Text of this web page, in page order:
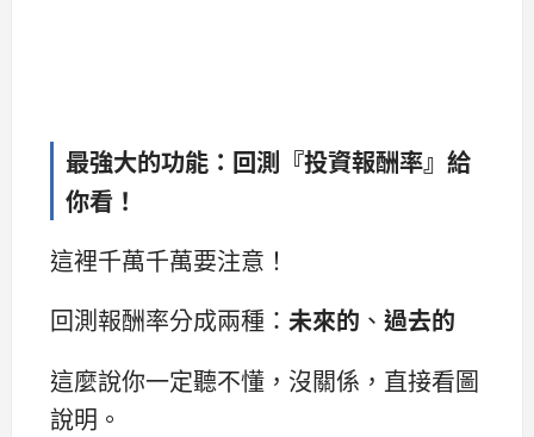
最強大的功能：回測『投資報酬率』給
你看！
這裡千萬千萬要注意！
回測報酬率分成兩種： 未來的 、 過去的
這麼說你一定聽不懂，沒關係，直接看圖
說明。